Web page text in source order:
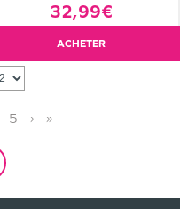
32,99€
ACHETER
5 › »